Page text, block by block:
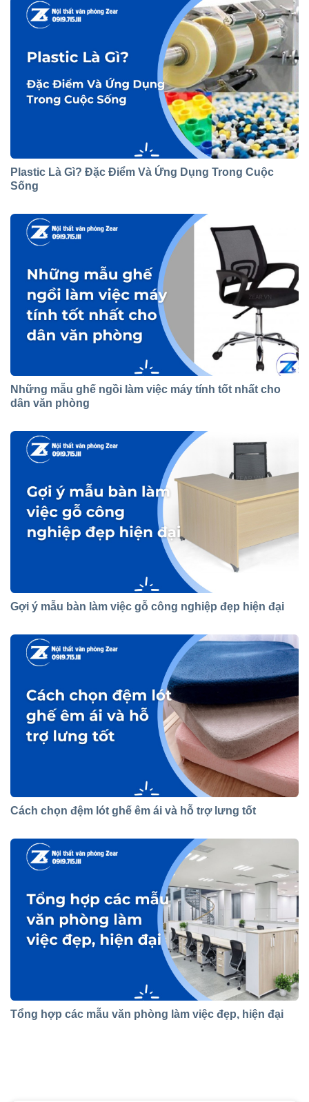
Plastic Là Gì? Đặc Điểm Và Ứng Dụng Trong Cuộc
Sống
Những mẫu ghế ngồi làm việc máy tính tốt nhất cho
dân văn phòng
Gợi ý mẫu bàn làm việc gỗ công nghiệp đẹp hiện đại
Cách chọn đệm lót ghế êm ái và hỗ trợ lưng tốt
Tổng hợp các mẫu văn phòng làm việc đẹp, hiện đại